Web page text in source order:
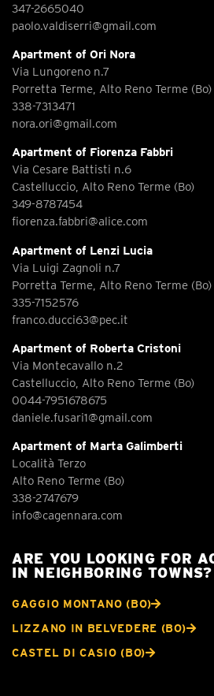
347-2665040
paolo.valdiserri@gmail.com
Apartment of Ori Nora
Via Lungoreno n.7
Porretta Terme, Alto Reno Terme (Bo)
338-7313471
nora.ori@gmail.com
Apartment of Fiorenza Fabbri
Via Cesare Battisti n.6
Castelluccio, Alto Reno Terme (Bo)
349-8787454
fiorenza.fabbri@alice.com
Apartment of Lenzi Lucia
Via Luigi Zagnoli n.7
Porretta Terme, Alto Reno Terme (Bo)
335-7152576
franco.ducci63@pec.it
Apartment of Roberta Cristoni
Via Montecavallo n.2
Castelluccio, Alto Reno Terme (Bo)
0044-7951678675
daniele.fusari1@gmail.com
Apartment of Marta Galimberti
Località Terzo
Alto Reno Terme (Bo)
338-2747679
info@cagennara.com
ARE YOU LOOKING FOR
IN NEIGHBORING TOWNS?
GAGGIO MONTANO (BO)
LIZZANO IN BELVEDERE (BO)
CASTEL DI CASIO (BO)